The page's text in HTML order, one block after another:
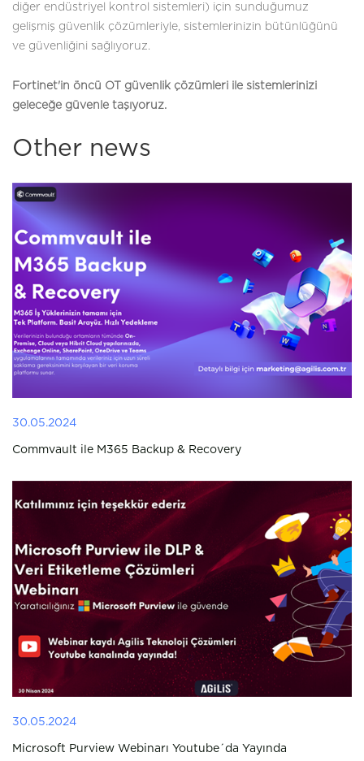
diğer endüstriyel kontrol sistemleri) için sunduğumuz
gelişmiş güvenlik çözümleriyle, sistemlerinizin bütünlüğünü
ve güvenliğini sağlıyoruz.
Fortinet'in öncü OT güvenlik çözümleri ile sistemlerinizi
geleceğe güvenle taşıyoruz.
Other news
30.05.2024
Commvault ile M365 Backup & Recovery
30.05.2024
Microsoft Purview Webinarı Youtube´da Yayında